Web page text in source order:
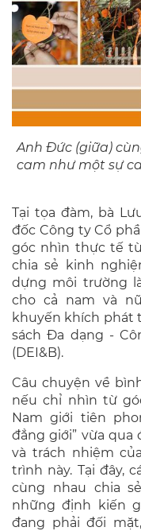
Anh Đức (giữa)
cam như một sự
Tại tọa đàm, bà
đốc Công ty Cổ
góc nhìn thực tế
chia sẻ kinh
dựng môi trường
cho cả nam và
khuyến khích phát
sách Đa dạng -
(DEI&B).
Câu chuyện về
nếu chỉ nhìn từ
Nam giới tiên
đẳng giới” vừa qua
và trách nhiệm
trình này. Tại đây,
cùng nhau chia
những định kiến
đang phải đối